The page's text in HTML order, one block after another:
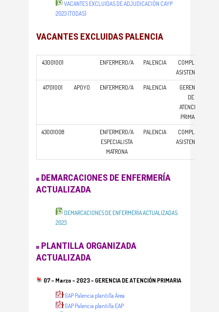
VACANTES EXCLUIDAS DE ADJUDICACIÓN CAYP
2023 (TODAS)
VACANTES EXCLUIDAS PALENCIA
43001001 ENFERMERO/A PALENCIA
COMPLEJO
ASISTENCIAL
41701001 APOYO ENFERMERO/A PALENCIA
GERENCIA
DE
ATENCION
PRIMARIA
43001008
ENFERMERO/A
ESPECIALISTA
MATRONA
PALENCIA
COMPLEJO
ASISTENCIAL
DEMARCACIONES DE ENFERMERÍA
ACTUALIZADA
DEMARCACIONES DE ENFERMERÍA ACTUALIZADAS
2023
PLANTILLA ORGANIZADA
ACTUALIZADA
07 – Marzo – 2023 – GERENCIA DE ATENCIÓN PRIMARIA
GAP Palencia plantilla Área
GAP Palencia plantilla EAP